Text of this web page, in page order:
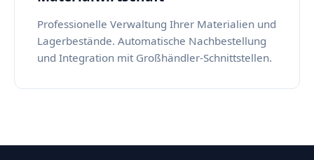
Professionelle Verwaltung Ihrer Materialien und
Lagerbestände. Automatische Nachbestellung
und Integration mit Großhändler-Schnittstellen.